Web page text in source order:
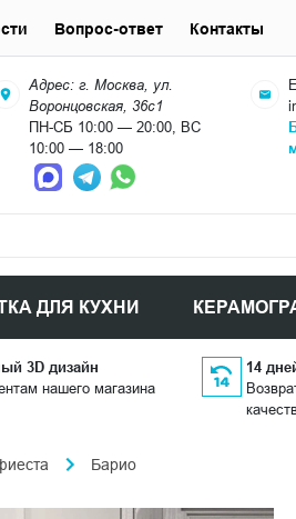
Адрес: г. Москва, ул.
Воронцовская, 36с1
ПН-СБ 10:00 — 20:00, ВС
10:00 — 18:00
ДЛЯ КУХНИ
Вопрос-ответ Контакты
3D дизайн
нашего магазина
14
Барио